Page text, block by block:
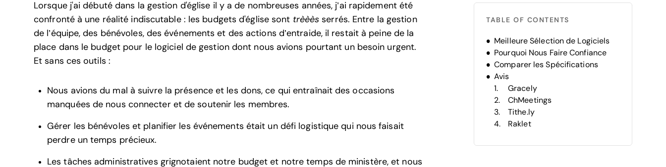
Lorsque j'ai débuté dans la gestion d'église il y a de nombreuses années, j’ai rapidement été
confronté à une réalité indiscutable : les budgets d'église sont trèèès serrés. Entre la gestion
de l’équipe, des bénévoles, des événements et des actions d’entraide, il restait à peine de la
place dans le budget pour le logiciel de gestion dont nous avions pourtant un besoin urgent.
Et sans ces outils :
Nous avions du mal à suivre la présence et les dons, ce qui entraînait des occasions
manquées de nous connecter et de soutenir les membres.
Gérer les bénévoles et planifier les événements était un défi logistique qui nous faisait
perdre un temps précieux.
Les tâches administratives grignotaient notre budget et notre temps de ministère, et nous
TABLE OF CONTENTS
Meilleure Sélection de Logiciels
Pourquoi Nous Faire Confiance
Comparer les Spécifications
Avis
Gracely
ChMeetings
Tithe.ly
Raklet
Realm